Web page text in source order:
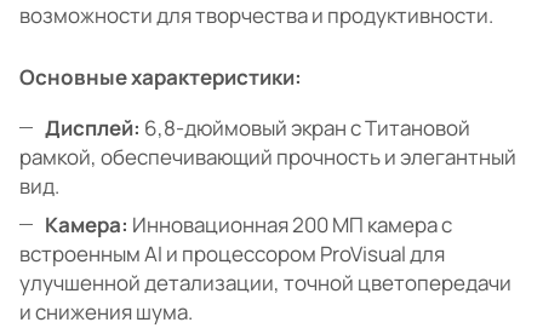
возможности для творчества и продуктивности.
Основные характеристики:
Дисплей: 6,8-дюймовый экран с Титановой
рамкой, обеспечивающий прочность и элегантный
вид.
Камера: Инновационная 200 МП камера с
встроенным AI и процессором ProVisual для
улучшенной детализации, точной цветопередачи
и снижения шума.